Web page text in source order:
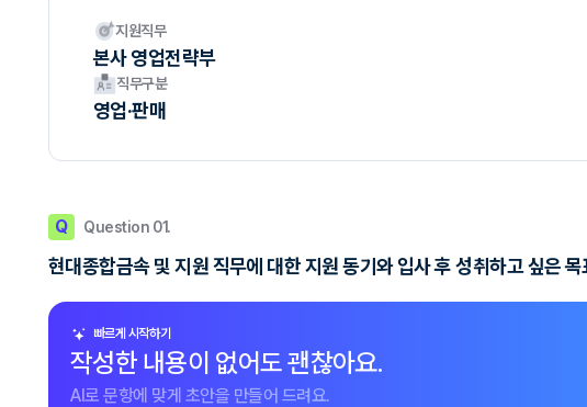
지원직무
본사 영업전략부
직무구분
영업·판매
Q Question 01.
현대종합금속 및 지원 직무에 대한 지원 동기와 입사 후 성취하고 싶은
빠르게 시작하기
작성한 내용이 없어도 괜찮아요.
AI로 문항에 맞게 초안을 만들어 드려요.